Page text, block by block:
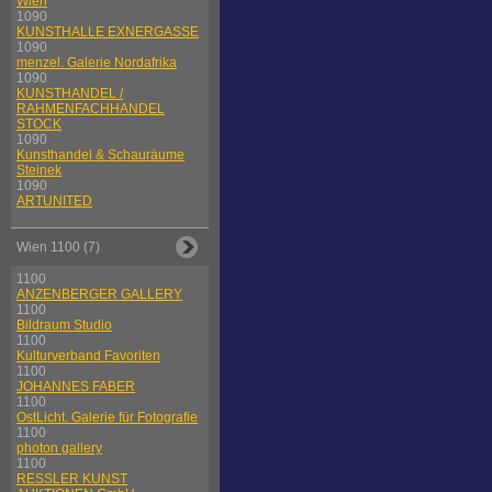
1090
KUNSTHALLE EXNERGASSE
1090
menzel. Galerie Nordafrika
1090
KUNSTHANDEL /
RAHMENFACHHANDEL
STOCK
1090
Kunsthandel & Schauräume
Steinek
1090
ARTUNITED
Wien 1100 (7)
1100
ANZENBERGER GALLERY
1100
Bildraum Studio
1100
Kulturverband Favoriten
1100
JOHANNES FABER
1100
OstLicht. Galerie für Fotografie
1100
photon gallery
1100
RESSLER KUNST